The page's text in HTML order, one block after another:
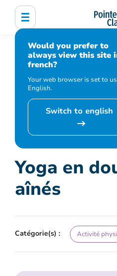
Would you prefer to
always view this site
french?
Your web browser is set to
English.
Switch to english
Accueil
Programmation et
Calendrier des événements et
douceur pour aînés
Cet
Yoga en
aînés
Catégorie(s) : Activité